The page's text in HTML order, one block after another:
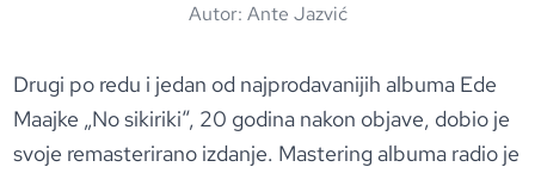
Autor: Ante Jazvić
Drugi po redu i jedan od najprodavanijih albuma Ede
Maajke „No sikiriki“, 20 godina nakon objave, dobio je
svoje remasterirano izdanje. Mastering albuma radio je